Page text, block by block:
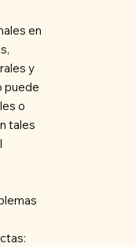
en
y
puede
o
tales